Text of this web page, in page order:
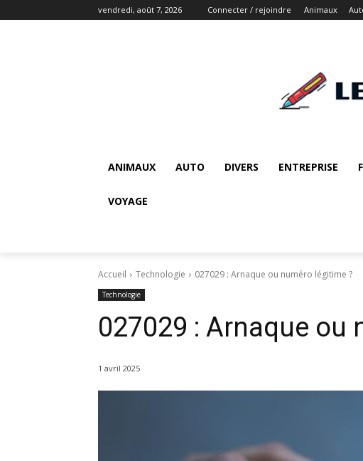
vendredi, août 7, 2026 Connecter / rejoindre Animaux
ANIMAUX AUTO DIVERS ENTREPRISE
VOYAGE
Accueil Technologie 027029 : Arnaque ou numéro légitime ?
Technologie
027029 : Arnaque ou
1 avril 2025